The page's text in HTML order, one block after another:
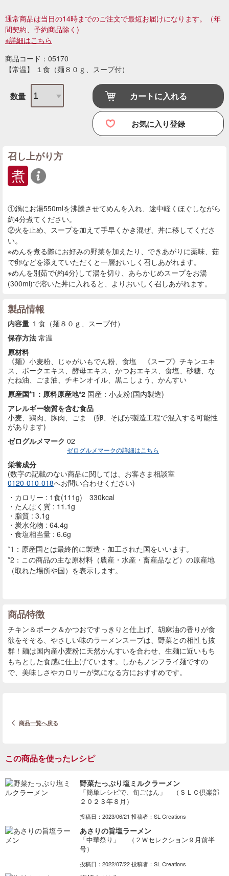
通常商品は当日の14時までのご注文で最短お届けになります。
（年
間契約、予約商品除く)
※詳細はこちら
商品コード：05170
【常温】 １食（麺８０ｇ、スープ付）
数量 カートに入れる
お気に入り登録
召し上がり方
煮
①鍋にお湯550mlを沸騰させてめんを入れ、途中軽くほぐしながら
約4分煮てください。
②火を止め、スープを加えて手早くかき混ぜ、丼に移してくださ
い。
※めんを煮る際にお好みの野菜を加えたり、できあがりに薬味、茹
で卵などを添えていただくと一層おいしく召しあがれます。
※めんを別茹で(約4分)して湯を切り、あらかじめスープをお湯
(300ml)で溶いた丼に入れると、よりおいしく召しあがれます。
製品情報
内容量 １食（麺８０ｇ、スープ付）
保存方法 常温
原材料
《麺》小麦粉、じゃがいもでん粉、食塩 《スープ》チキンエキ
ス、ポークエキス、酵母エキス、かつおエキス、食塩、砂糖、な
たね油、ごま油、チキンオイル、黒こしょう、かんすい
原産国*1：原料原産地*2 国産：小麦粉(国内製造)
アレルギー物質を含む食品
小麦、鶏肉、豚肉、ごま (卵、そばが製造工程で混入する可能性
があります)
ゼログルメマーク 02
ゼログルメマークの詳細はこちら
栄養成分
(数字の記載のない商品に関しては、お客さま相談室
0120-010-018へお問い合わせください)
カロリー : 1食(111g) 330kcal
たんぱく質 : 11.1g
脂質 : 3.1g
炭水化物 : 64.4g
食塩相当量 : 6.6g
*1：原産国とは最終的に製造・加工された国をいいます。
*2：この商品の主な原材料（農産・水産・畜産品など）の原産地
（取れた場所や国）を表示します。
商品特徴
チキン＆ポーク＆かつおですっきりと仕上げ、胡麻油の香りが食
欲をそそる、やさしい味のラーメンスープは、野菜との相性も抜
群！麺は国内産小麦粉に天然かんすいを合わせ、生麺に近いもち
もちとした食感に仕上げています。しかもノンフライ麺ですの
で、美味しさやカロリーが気になる方におすすめです。
商品一覧へ戻る
この商品を使ったレシピ
野菜たっぷり塩ミルクラーメン
「簡単レシピで、旬ごはん」 （ＳＬＣ倶楽部
２０２３年８月）
投稿日：2023/06/21 投稿者：SL Creations
あさりの旨塩ラーメン
「中華祭り」 （２Ｗセレクション９月前半
号）
投稿日：2022/07/22 投稿者：SL Creations